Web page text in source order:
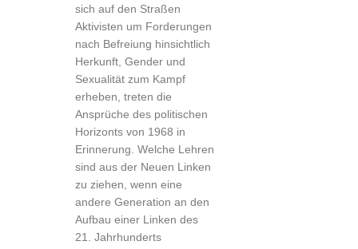
sich auf den Straßen
Aktivisten um Forderungen
nach Befreiung hinsichtlich
Herkunft, Gender und
Sexualität zum Kampf
erheben, treten die
Ansprüche des politischen
Horizonts von 1968 in
Erinnerung. Welche Lehren
sind aus der Neuen Linken
zu ziehen, wenn eine
andere Generation an den
Aufbau einer Linken des
21. Jahrhunderts